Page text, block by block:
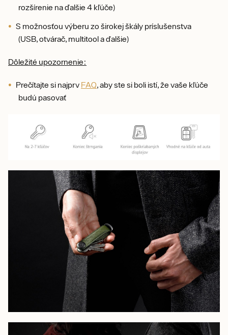
rozšírenie na ďalšie 4 kľúče)
S možnosťou výberu zo širokej škály príslušenstva
(USB, otvárač, multitool a ďalšie)
Dôležité upozornenie:
Prečítajte si najprv FAQ, aby ste si boli istí, že vaše kľúče
budú pasovať